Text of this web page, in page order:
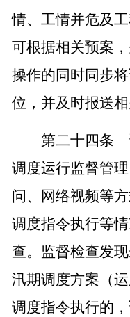
情、工情并危及
可根据相关预案
操作的同时同步
位，并及时报送
第二十四条
调度运行监督管
问、网络视频等
调度指令执行等
查。监督检查发
汛期调度方案（
调度指令执行的